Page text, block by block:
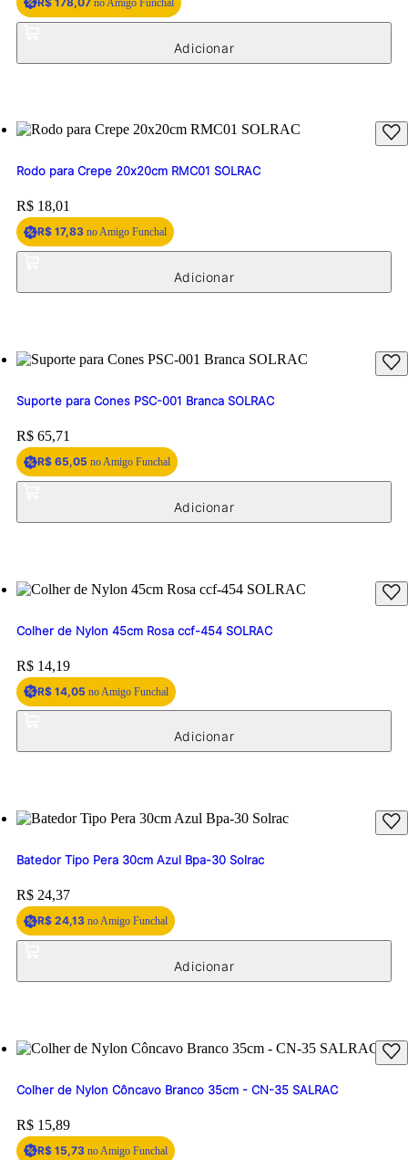
no Amigo Funchal
Rodo para Crepe 20x20cm RMC01 SOLRAC
Price:
R$ 18,01
R$ 17,83 no Amigo Funchal
Suporte para Cones PSC-001 Branca SOLRAC
Price:
R$ 65,71
R$ 65,05 no Amigo Funchal
Colher de Nylon 45cm Rosa ccf-454 SOLRAC
Price:
R$ 14,19
R$ 14,05 no Amigo Funchal
Batedor Tipo Pera 30cm Azul Bpa-30 Solrac
Price:
R$ 24,37
R$ 24,13 no Amigo Funchal
Colher de Nylon Côncavo Branco 35cm - CN-35 SALRAC
Price:
R$ 15,89
R$ 15,73 no Amigo Funchal